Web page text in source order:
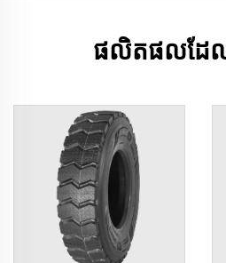
ផលិតផលដែល